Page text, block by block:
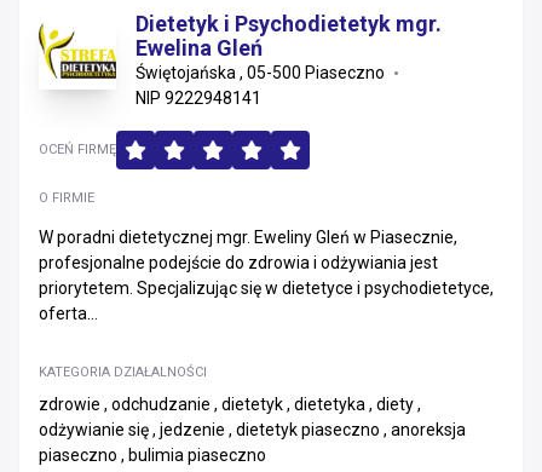
Dietetyk i Psychodietetyk mgr.
Ewelina Gleń
Świętojańska , 05-500 Piaseczno
NIP 9222948141
O FIRMIE
W poradni dietetycznej mgr. Eweliny Gleń w Piasecznie,
profesjonalne podejście do zdrowia i odżywiania jest
priorytetem. Specjalizując się w dietetyce i psychodietetyce,
oferta...
KATEGORIA DZIAŁALNOŚCI
zdrowie , odchudzanie , dietetyk , dietetyka , diety ,
odżywianie się , jedzenie , dietetyk piaseczno , anoreksja
piaseczno , bulimia piaseczno
OCEŃ FIRMĘ